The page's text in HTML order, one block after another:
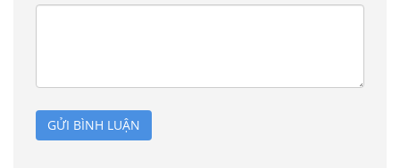
GỬI BÌNH LUẬN